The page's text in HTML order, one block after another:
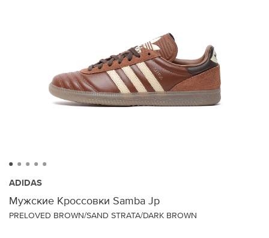
ADIDAS
Мужские Кроссовки Samba Jp
PRELOVED BROWN/SAND STRATA/DARK BROWN